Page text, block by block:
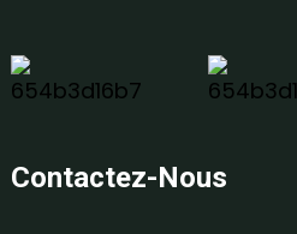
Contactez-Nous